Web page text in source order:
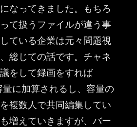
なってきました。もちろ
て扱うファイルが違う事
ている企業は元々問題視
総じての話です。チャネ
をして録画をすれば
に加算されるし、容量の
複数人で共同編集してい
増えていきますが、バー